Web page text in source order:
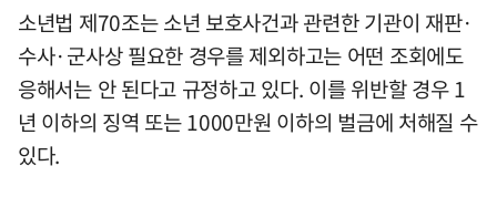
소년법 제70조는 소년 보호사건과 관련한 기관이 재판·
수사·군사상 필요한 경우를 제외하고는 어떤 조회에도
응해서는 안 된다고 규정하고 있다. 이를 위반할 경우 1
년 이하의 징역 또는 1000만원 이하의 벌금에 처해질 수
있다.